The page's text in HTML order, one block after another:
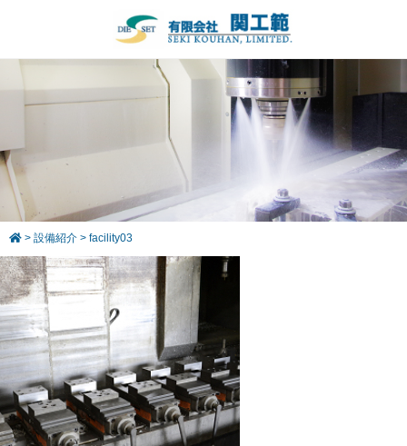
> 設備紹介 > facility03